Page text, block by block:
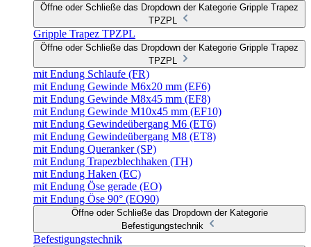
Öffne oder Schließe das Dropdown der Kategorie Gripple Trapez
TPZPL
Gripple Trapez TPZPL
Öffne oder Schließe das Dropdown der Kategorie Gripple Trapez
TPZPL
mit Endung Schlaufe (FR)
mit Endung Gewinde M6x20 mm (EF6)
mit Endung Gewinde M8x45 mm (EF8)
mit Endung Gewinde M10x45 mm (EF10)
mit Endung Gewindeübergang M6 (ET6)
mit Endung Gewindeübergang M8 (ET8)
mit Endung Queranker (SP)
mit Endung Trapezblechhaken (TH)
mit Endung Haken (EC)
mit Endung Öse gerade (EO)
mit Endung Öse 90° (EO90)
Öffne oder Schließe das Dropdown der Kategorie
Befestigungstechnik
Befestigungstechnik